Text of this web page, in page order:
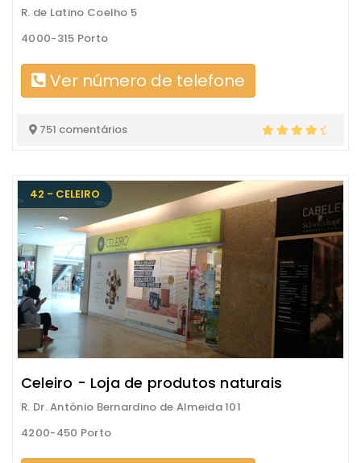
R. de Latino Coelho 5
4000-315 Porto
Ver número de telefone
751 comentários
42 - CELEIRO
Celeiro - Loja de produtos naturais
R. Dr. António Bernardino de Almeida 101
4200-450 Porto